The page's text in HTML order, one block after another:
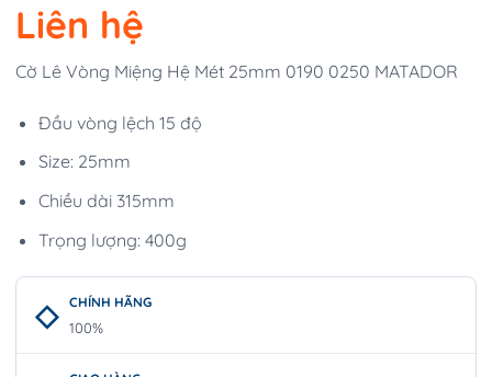
Liên hệ
Cờ Lê Vòng Miệng Hệ Mét 25mm 0190 0250 MATADOR
Đầu vòng lệch 15 độ
Size: 25mm
Chiều dài 315mm
Trọng lượng: 400g
CHÍNH HÃNG
100%